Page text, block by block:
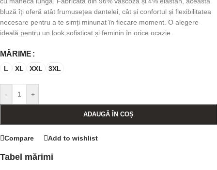
bluză îți oferă atât frumusețea dantelei, cât și confortul și flexibilitatea
necesare pentru a te simți minunat în fiecare moment. O alegere
ideală pentru un look sofisticat și feminin în orice ocazie.
MĂRIME
L XL XXL 3XL
- +
ADAUGĂ ÎN COȘ
Compare Add to wishlist
Tabel mărimi